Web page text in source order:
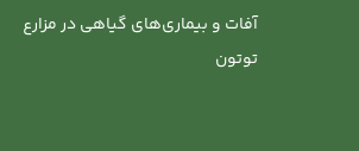
آفات و بیماری‌های گیاهی در مزارع
توتون